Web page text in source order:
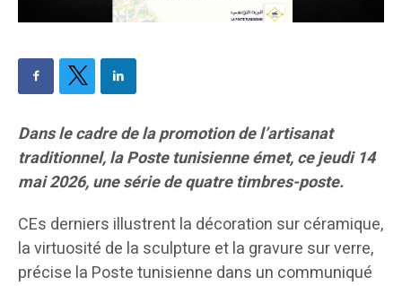
Dans le cadre de la promotion de l’artisanat
traditionnel, la Poste tunisienne émet, ce jeudi 14
mai 2026, une série de quatre timbres-poste.
CEs derniers illustrent la décoration sur céramique,
la virtuosité de la sculpture et la gravure sur verre,
précise la Poste tunisienne dans un communiqué